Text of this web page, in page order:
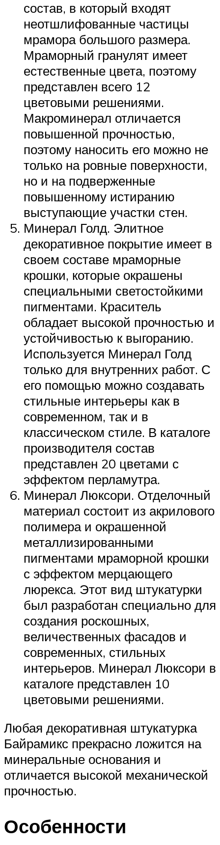
состав, в который входят
неотшлифованные частицы
мрамора большого размера.
Мраморный гранулят имеет
естественные цвета, поэтому
представлен всего 12
цветовыми решениями.
Макроминерал отличается
повышенной прочностью,
поэтому наносить его можно не
только на ровные поверхности,
но и на подверженные
повышенному истиранию
выступающие участки стен.
Минерал Голд. Элитное
декоративное покрытие имеет в
своем составе мраморные
крошки, которые окрашены
специальными светостойкими
пигментами. Краситель
обладает высокой прочностью и
устойчивостью к выгоранию.
Используется Минерал Голд
только для внутренних работ. С
его помощью можно создавать
стильные интерьеры как в
современном, так и в
классическом стиле. В каталоге
производителя состав
представлен 20 цветами с
эффектом перламутра.
Минерал Люксори. Отделочный
материал состоит из акрилового
полимера и окрашенной
металлизированными
пигментами мраморной крошки
с эффектом мерцающего
люрекса. Этот вид штукатурки
был разработан специально для
создания роскошных,
величественных фасадов и
современных, стильных
интерьеров. Минерал Люксори в
каталоге представлен 10
цветовыми решениями.
Любая декоративная штукатурка
Байрамикс прекрасно ложится на
минеральные основания и
отличается высокой механической
прочностью.
Особенности